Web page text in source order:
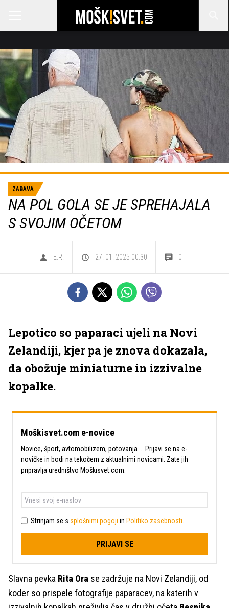
ZABAVA
NA POL GOLA SE JE SPREHAJALA
S SVOJIM OČETOM
E.R. 27. 01. 2025 00.30 0
Lepotico so paparaci ujeli na Novi
Zelandiji, kjer pa je znova dokazala,
da obožuje miniaturne in izzivalne
kopalke.
Moškisvet.com e-novice
Novice, šport, avtomobilizem, potovanja ... Prijavi se na e-
novičke in bodi na tekočem z aktualnimi novicami. Zate jih
pripravlja uredništvo Moškisvet.com.
Strinjam se s splošnimi pogoji in Politiko zasebnosti
PRIJAVI SE
Slavna pevka Rita Ora se zadržuje na Novi Zelandiji, od
koder so prispele fotografije paparacev, na katerih v